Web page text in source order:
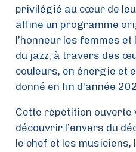
privilégié au cœur de
affine un programme
l’honneur les femmes
du jazz, à travers des
couleurs, en énergie et
donné en fin d'année
Cette répétition ouverte
découvrir l’envers du
le chef et les